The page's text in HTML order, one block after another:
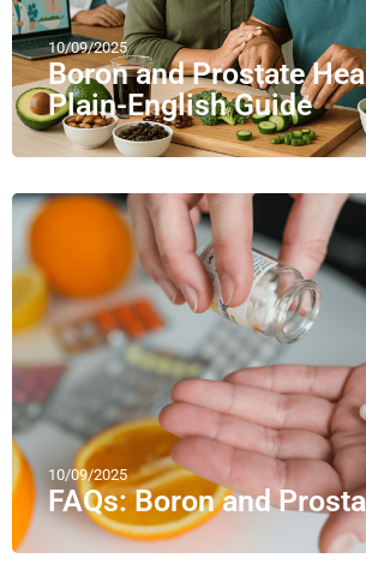
10/09/2025
Boron and Prostate
Plain-English Guide
10/09/2025
FAQs: Boron and